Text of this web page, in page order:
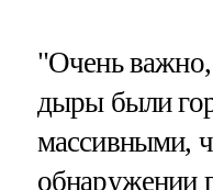
"Очень
дыры были
массивными,
обнаружении